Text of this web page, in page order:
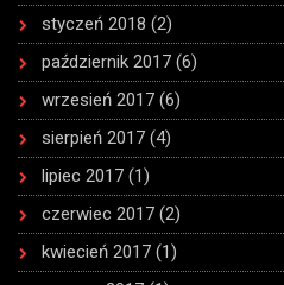
styczeń 2018 (2)
październik 2017 (6)
wrzesień 2017 (6)
sierpień 2017 (4)
lipiec 2017 (1)
czerwiec 2017 (2)
kwiecień 2017 (1)